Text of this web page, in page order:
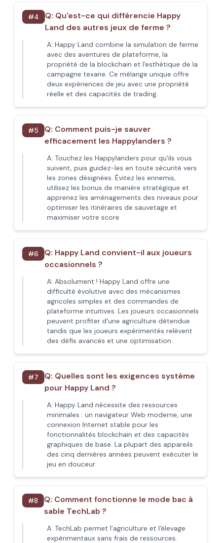
#4 Q: Qu'est-ce qui différencie Happy
Land des autres jeux de ferme ?
A: Happy Land combine la simulation de ferme
avec des aventures de plateforme, la
propriété de la blockchain et l'esthétique de la
campagne texane. Ce mélange unique offre
deux expériences de jeu avec une propriété
réelle et des capacités de trading.
#5 Q: Comment puis-je sauver
efficacement les Happylanders ?
A: Touchez les Happylanders pour qu'ils vous
suivent, puis guidez-les en toute sécurité vers
les zones désignées. Évitez les ennemis,
utilisez les bonus de manière stratégique et
apprenez les aménagements des niveaux pour
optimiser les itinéraires de sauvetage et
maximiser votre score.
#6 Q: Happy Land convient-il aux joueurs
occasionnels ?
A: Absolument ! Happy Land offre une
difficulté évolutive avec des mécanismes
agricoles simples et des commandes de
plateforme intuitives. Les joueurs occasionnels
peuvent profiter d'une agriculture détendue
tandis que les joueurs expérimentés relèvent
des défis avancés et une optimisation.
#7 Q: Quelles sont les exigences système
pour Happy Land ?
A: Happy Land nécessite des ressources
minimales : un navigateur Web moderne, une
connexion Internet stable pour les
fonctionnalités blockchain et des capacités
graphiques de base. La plupart des appareils
des cinq dernières années peuvent exécuter le
jeu en douceur.
#8 Q: Comment fonctionne le mode bac à
sable TechLab ?
A: TechLab permet l'agriculture et l'élevage
expérimentaux sans frais de ressources.